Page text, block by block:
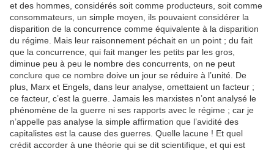
et des hommes, considérés soit comme producteurs, soit comme
consommateurs, un simple moyen, ils pouvaient considérer la
disparition de la concurrence comme équivalente à la disparition
du régime. Mais leur raisonnement péchait en un point ; du fait
que la concurrence, qui fait manger les petits par les gros,
diminue peu à peu le nombre des concurrents, on ne peut
conclure que ce nombre doive un jour se réduire à l’unité. De
plus, Marx et Engels, dans leur analyse, omettaient un facteur ;
ce facteur, c’est la guerre. Jamais les marxistes n’ont analysé le
phénomène de la guerre ni ses rapports avec le régime ; car je
n’appelle pas analyse la simple affirmation que l’avidité des
capitalistes est la cause des guerres. Quelle lacune ! Et quel
crédit accorder à une théorie qui se dit scientifique, et qui est